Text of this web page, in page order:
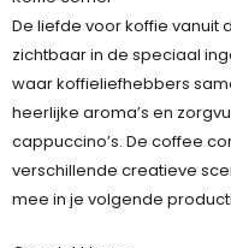
De liefde voor koffie vanuit
zichtbaar in de speciaal
waar koffieliefhebbers
heerlijke aroma’s en
cappuccino’s. De coffee
verschillende creatieve
mee in je volgende